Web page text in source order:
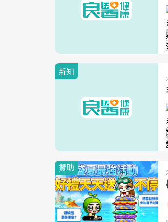
新知